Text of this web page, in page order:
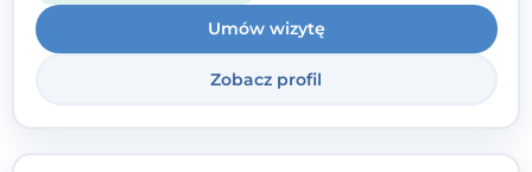
Umów wizytę
Zobacz profil